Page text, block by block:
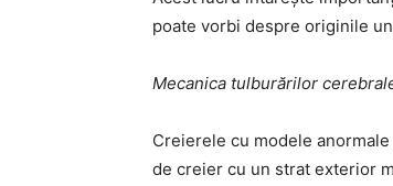
poate vorbi despre originile
Mecanica tulburărilor
Creierele cu modele
de creier cu un strat exterior